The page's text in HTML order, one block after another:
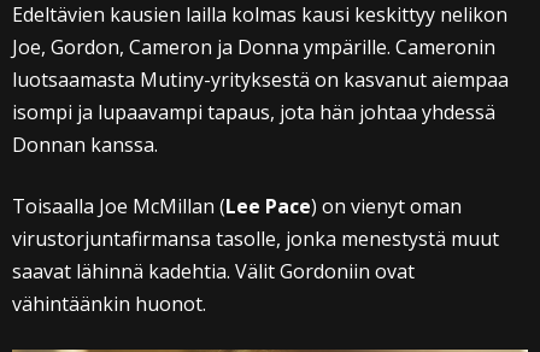
Edeltävien kausien lailla kolmas kausi keskittyy nelikon
Joe, Gordon, Cameron ja Donna ympärille. Cameronin
luotsaamasta Mutiny-yrityksestä on kasvanut aiempaa
isompi ja lupaavampi tapaus, jota hän johtaa yhdessä
Donnan kanssa.
Toisaalla Joe McMillan (Lee Pace) on vienyt oman
virustorjuntafirmansa tasolle, jonka menestystä muut
saavat lähinnä kadehtia. Välit Gordoniin ovat
vähintäänkin huonot.